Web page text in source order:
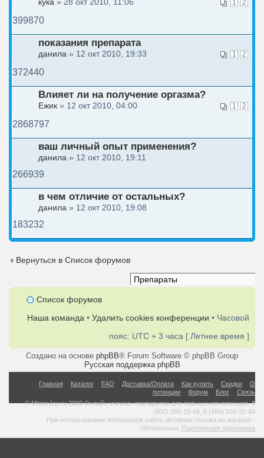
1 2
кука » 28 окт 2010, 11:06
399870
показания препарата
1 2
данила » 12 окт 2010, 19:33
372440
Влияет ли на получение оргазма?
1 2
Ежик » 12 окт 2010, 04:00
2868797
ваш личный опыт применения?
данила » 12 окт 2010, 19:11
266939
в чем отличие от остальных?
данила » 12 окт 2010, 19:08
183232
Вернуться в Список форумов
Список форумов
Наша команда • Удалить cookies конференции • Часовой
пояс: UTC + 3 часа [ Летнее время ]
Создано на основе phpBB® Forum Software © phpBB Group
Русская поддержка phpBB
Главная Каталог FAQ Доставка/Оплата Как купить Скидки
О
потенции
Форум Блог
Связь
© MisterJoy.ru 2009 Онлайн магазин препаратов для повышения потенции. 8
(800) 555-28-69, 8 (499) 504-32-84
При использовании материалов сайта, активная ссылка на магазин -
обязательна. Партнерская программа